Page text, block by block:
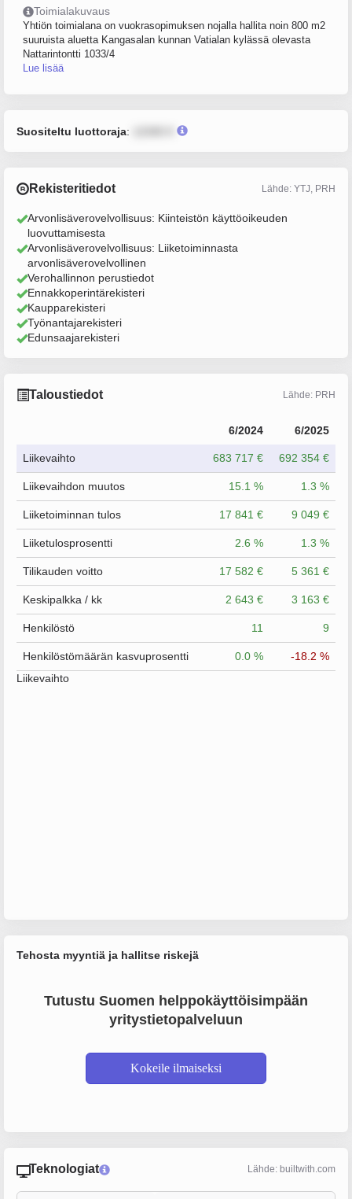
Toimialakuvaus
Yhtiön toimialana on vuokrasopimuksen nojalla hallita noin 800 m2
suuruista aluetta Kangasalan kunnan Vatialan kylässä olevasta
Nattarintontti 1033/4
Lue lisää
Suositeltu luottoraja:
Rekisteritiedot Lähde: YTJ, PRH
Arvonlisäverovelvollisuus: Kiinteistön käyttöoikeuden
luovuttamisesta
Arvonlisäverovelvollisuus: Liiketoiminnasta
arvonlisäverovelvollinen
Verohallinnon perustiedot
Ennakkoperintärekisteri
Kaupparekisteri
Työnantajarekisteri
Edunsaajarekisteri
Taloustiedot Lähde: PRH
6/2024 6/2025
Liikevaihto 683 717 € 692 354 €
Liikevaihdon muutos 15.1 % 1.3 %
Liiketoiminnan tulos 17 841 € 9 049 €
Liiketulosprosentti 2.6 % 1.3 %
Tilikauden voitto 17 582 € 5 361 €
Keskipalkka / kk 2 643 € 3 163 €
Henkilöstö 11 9
Henkilöstömäärän kasvuprosentti 0.0 %
-18.2 %
Liikevaihto
Tehosta myyntiä ja hallitse riskejä
Tutustu Suomen helppokäyttöisimpään
yritystietopalveluun
Kokeile ilmaiseksi
Teknologiat Lähde: builtwith.com